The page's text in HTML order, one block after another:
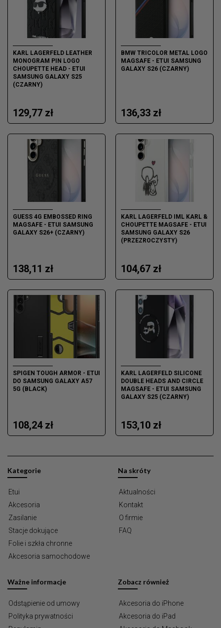
KARL LAGERFELD LEATHER
MONOGRAM PIN LOGO
CHOUPETTE HEAD - ETUI
SAMSUNG GALAXY S25
(CZARNY)
129,77 zł
BMW TRICOLOR METAL LOGO
MAGSAFE - ETUI SAMSUNG
GALAXY S26 (CZARNY)
136,33 zł
GUESS 4G EMBOSSED RING
MAGSAFE - ETUI SAMSUNG
GALAXY S26+ (CZARNY)
138,11 zł
KARL LAGERFELD IML KARL &
CHOUPETTE MAGSAFE - ETUI
SAMSUNG GALAXY S26
(PRZEZROCZYSTY)
104,67 zł
SPIGEN TOUGH ARMOR - ETUI
DO SAMSUNG GALAXY A57
5G (BLACK)
108,24 zł
KARL LAGERFELD SILICONE
DOUBLE HEADS AND CIRCLE
MAGSAFE - ETUI SAMSUNG
GALAXY S25 (CZARNY)
153,10 zł
Kategorie
Etui
Akcesoria
Zasilanie
Stacje dokujące
Folie i szkła chronne
Akcesoria samochodowe
Na skróty
Aktualności
Kontakt
O firmie
FAQ
Ważne informacje
Odstąpienie od umowy
Polityka prywatności
Zobacz również
Akcesoria do iPhone
Akcesoria do iPad